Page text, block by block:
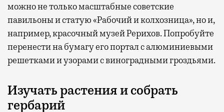
можно не только масштабные советские
павильоны и статую «Рабочий и колхозница», но и,
например, красочный музей Рерихов. Попробуйте
перенести на бумагу его портал с алюминиевыми
решетками и узорами с виноградными гроздьями.
Изучать растения и собрать
гербарий